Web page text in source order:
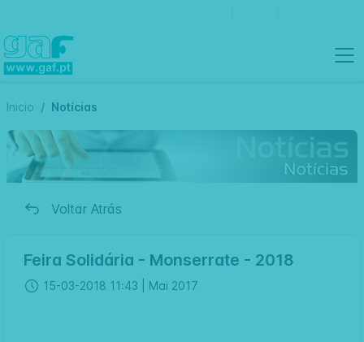
Inicio Notícias
Voltar Atrás
Feira Solidária - Monserrate - 2018
15-03-2018 11:43 | Mai 2017